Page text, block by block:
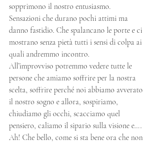
sopprimono il nostro entusiasmo.
Sensazioni che durano pochi attimi ma
danno fastidio. Che spalancano le porte e ci
mostrano senza pietà tutti i sensi di colpa ai
quali andremmo incontro.
All’improvviso potremmo vedere tutte le
persone che amiamo soffrire per la nostra
scelta, soffrire perché noi abbiamo avverato
il nostro sogno e allora, sospiriamo,
chiudiamo gli occhi, scacciamo quel
pensiero, caliamo il sipario sulla visione e….
Ah! Che bello, come si sta bene ora che non